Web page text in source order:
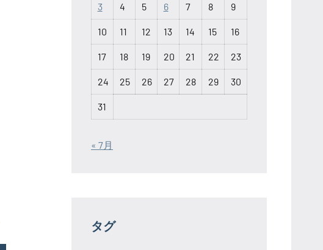
3 4 5 6 7 8 9
10 11 12 13 14 15 16
17 18 19 20 21 22 23
24 25 26 27 28 29 30
31
« 7月
タグ